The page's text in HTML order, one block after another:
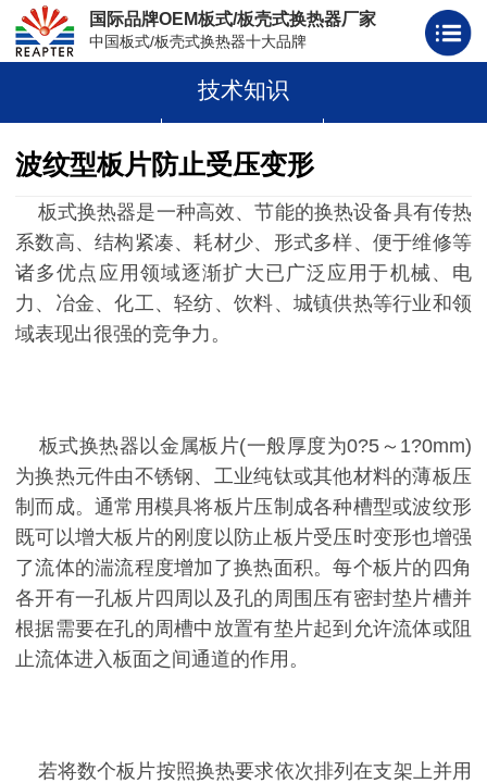
国际品牌OEM板式/板壳式换热器厂家
中国板式/板壳式换热器十大品牌
板壳式换热器
技术知识
波纹型板片防止受压变形
板式换热器是一种高效、节能的换热设备具有传热
系数高、结构紧凑、耗材少、形式多样、便于维修等
诸多优点应用领域逐渐扩大已广泛应用于机械、电
力、冶金、化工、轻纺、饮料、城镇供热等行业和领
域表现出很强的竞争力。
板式换热器以金属板片(一般厚度为0?5～1?0mm)
为换热元件由不锈钢、工业纯钛或其他材料的薄板压
制而成。通常用模具将板片压制成各种槽型或波纹形
既可以增大板片的刚度以防止板片受压时变形也增强
了流体的湍流程度增加了换热面积。每个板片的四角
各开有一孔板片四周以及孔的周围压有密封垫片槽并
根据需要在孔的周槽中放置有垫片起到允许流体或阻
止流体进入板面之间通道的作用。
若将数个板片按照换热要求依次排列在支架上并用